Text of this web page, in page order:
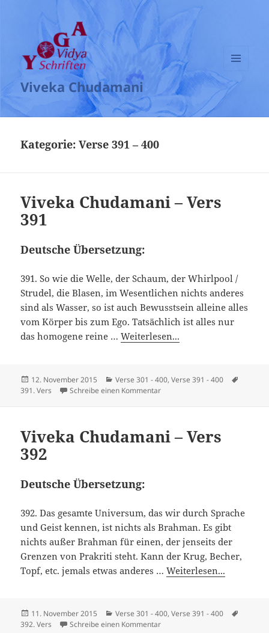
Viveka Chudamani
UND
WIDGETS
Kategorie:Verse 391 – 400
Viveka Chudamani – Vers
391
Deutsche Übersetzung:
391. So wie die Welle, der Schaum, der Whirlpool /
Strudel, die Blasen, im Wesentlichen nichts anderes
sind als Wasser, so ist auch Bewusstsein alleine alles
vom Körper bis zum Ego. Tatsächlich ist alles nur
das homogene reine …Weiterlesen...
Veröffentlicht
am
12. November 2015 Kategorien
Verse 301 - 400,Verse 391 - 400
391. Vers
Schreibe einen Kommentarzu Viveka Chudamani – Vers 391
Viveka Chudamani – Vers
392
Deutsche Übersetzung:
392. Das gesamte Universum, das wir durch Sprache
und Geist kennen, ist nichts als Brahman. Es gibt
nichts außer Brahman für einen, der jenseits der
Grenzen von Prakriti steht. Kann der Krug, Becher,
Topf, etc. jemals etwas anderes …Weiterlesen...
Veröffentlicht
am
11. November 2015 Kategorien
Verse 301 - 400,Verse 391 - 400
392. Vers
Schreibe einen Kommentarzu Viveka Chudamani – Vers 392